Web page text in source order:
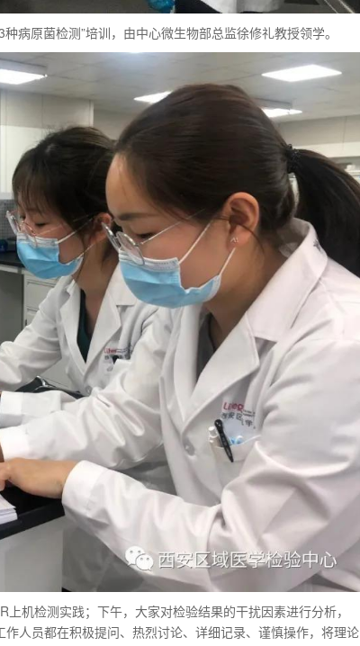
病原菌检测”培训，由中心微生物部总监徐修礼教授领学。
机检测实践；下午，大家对检验结果的干扰因素进行分析，
人员都在积极提问、热烈讨论、详细记录、谨慎操作，将理论